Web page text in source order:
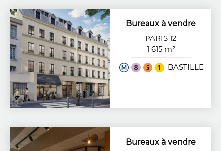
Bureaux à vendre
PARIS 12
1 615 m²
BASTILLE
Bureaux à vendre